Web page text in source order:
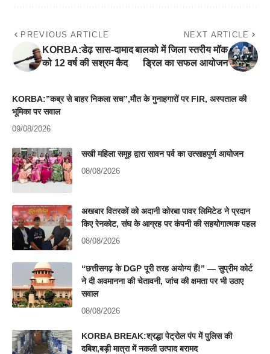
PREVIOUS ARTICLE
KORBA:डेढ़ सास-दामाद
को 12 वर्ष की सश्रम कैद
NEXT ARTICLE
बालको में जिला स्तरीय मॉक
ड्रिल का सफल आयोजन
KORBA:”कब्र से बाहर निकला सच”,मौत के गुनाहगारों पर FIR, अस्पताल की
भूमिका पर सवाल
09/08/2026
सखी महिला समूह द्वारा सावन पर्व का उत्साहपूर्ण आयोजन
08/08/2026
अखबार वितरकों को अदानी कोरबा पावर लिमिटेड ने प्रदान
किए रेनकोट, संघ के आग्रह पर कंपनी की सहयोगात्मक पहल
08/08/2026
“छत्तीसगढ़ के DGP पूरी तरह अयोग्य हैं!” — सुप्रीम कोर्ट
ने दी अवमानना की चेतावनी, जांच की क्षमता पर भी उठाए
सवाल
08/08/2026
KORBA BREAK:श्रद्धा पेट्रोल पंप में पुलिस की
दबिश,बड़ी मात्रा में नकली उत्पाद बरामद